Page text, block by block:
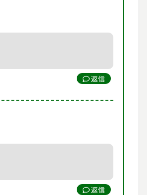
返信
返信